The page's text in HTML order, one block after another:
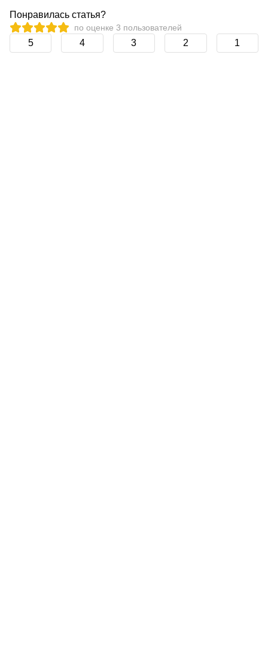
Понравилась статья?
по оценке 3 пользователей
5 4 3 2 1